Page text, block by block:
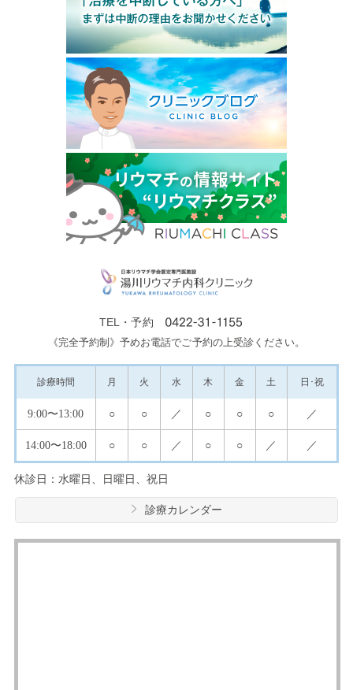
TEL・予約
《完全予約制》予めお電話でご予約の上受診ください。
診療時間 月 火 水 木 金 土 日･祝
9:00〜13:00 ○ ○ ／ ○ ○ ○ ／
14:00〜18:00 ○ ○ ／ ○ ○ ／ ／
休診日：水曜日、日曜日、祝日
診療カレンダー